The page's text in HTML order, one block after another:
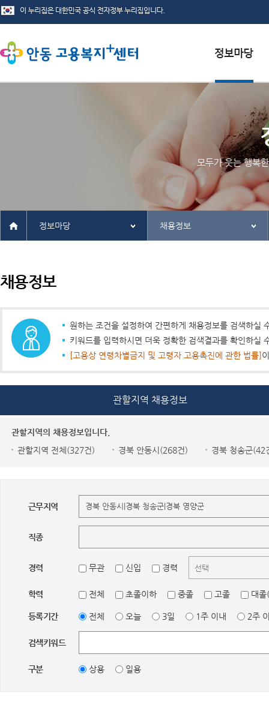
채용정보
인재정보
관련사이트
모두가 웃는 행복
정보마당 채용정보
채용정보
원하는 조건을 설정하여 간편하게 채용정보를 검색하실
키워드를 입력하시면 더욱 정확한 검색결과를 확인하실
[고용상 연령차별금지 및 고령자 고용촉진에 관한 법률]
관할지역 채용정보
관할지역의 채용정보입니다.
관할지역 전체(327건)
경북 안동시(268건) 경북 청송군(42
근무지역
직종
경력 무관 신입 경력
학력 전체 초졸이하 중졸 고졸 대
등록기간 전체 오늘 3일 1주 이내 2주
검색키워드
구분 상용 일용